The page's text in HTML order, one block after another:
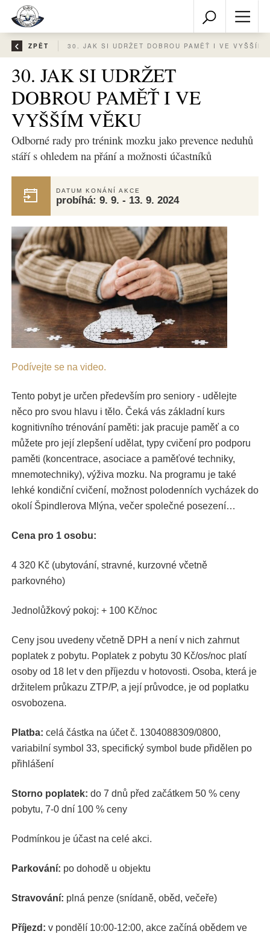
ZPĚT
30. JAK SI UDRŽET
DOBROU PAMĚŤ I VE
VYŠŠÍM VĚKU
Odborné rady pro trénink mozku jako prevence neduhů
stáří s ohledem na přání a možnosti účastníků
DATUM KONÁNÍ AKCE
probíhá: 9. 9. - 13. 9. 2024
Podívejte se na video.
Tento pobyt je určen především pro seniory - udělejte
něco pro svou hlavu i tělo. Čeká vás základní kurs
kognitivního trénování paměti: jak pracuje paměť a co
můžete pro její zlepšení udělat, typy cvičení pro podporu
paměti (koncentrace, asociace a paměťové techniky,
mnemotechniky), výživa mozku. Na programu je také
lehké kondiční cvičení, možnost polodenních vycházek do
okolí Špindlerova Mlýna, večer společné posezení…
Cena pro 1 osobu:
4 320 Kč (ubytování, stravné, kurzovné včetně
parkovného)
Jednolůžkový pokoj: + 100 Kč/noc
Ceny jsou uvedeny včetně DPH a není v nich zahrnut
poplatek z pobytu. Poplatek z pobytu 30 Kč/os/noc platí
osoby od 18 let v den příjezdu v hotovosti. Osoba, která je
držitelem průkazu ZTP/P, a její průvodce, je od poplatku
osvobozena.
Platba: celá částka na účet č. 1304088309/0800,
variabilní symbol 33, specifický symbol bude přidělen po
přihlášení
Storno poplatek: do 7 dnů před začátkem 50 % ceny
pobytu, 7-0 dní 100 % ceny
Podmínkou je účast na celé akci.
Parkování: po dohodě u objektu
Stravování: plná penze (snídaně, oběd, večeře)
Příjezd: v pondělí 10:00-12:00, akce začíná obědem ve